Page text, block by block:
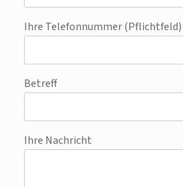
Ihre Telefonnummer (Pflichtfeld)
Betreff
Ihre Nachricht